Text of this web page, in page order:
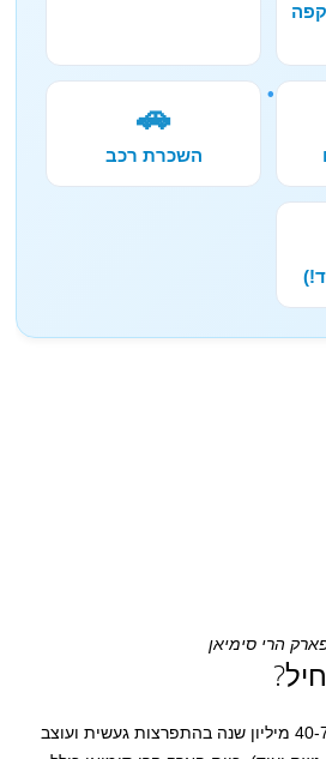
🚗
השכרת רכב
הרי סימיאן
רכס הרי סימיאן נוצר לפני 40-75 מיליון שנה בהתפרצות געשית ועוצב